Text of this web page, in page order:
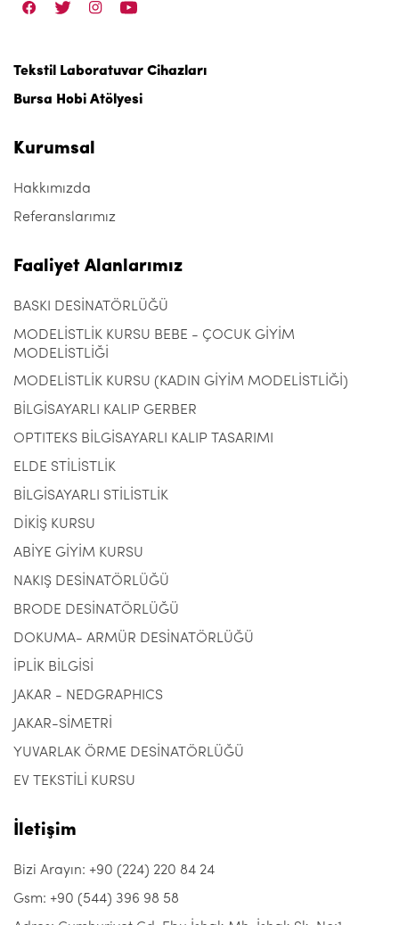
Tekstil Laboratuvar Cihazları
Bursa Hobi Atölyesi
Kurumsal
Hakkımızda
Referanslarımız
Faaliyet Alanlarımız
BASKI DESİNATÖRLÜĞÜ
MODELİSTLİK KURSU BEBE - ÇOCUK GİYİM
MODELİSTLİĞİ
MODELİSTLİK KURSU (KADIN GİYİM MODELİSTLİĞİ)
BİLGİSAYARLI KALIP GERBER
OPTITEKS BİLGİSAYARLI KALIP TASARIMI
ELDE STİLİSTLİK
BİLGİSAYARLI STİLİSTLİK
DİKİŞ KURSU
ABİYE GİYİM KURSU
NAKIŞ DESİNATÖRLÜĞÜ
BRODE DESİNATÖRLÜĞÜ
DOKUMA- ARMÜR DESİNATÖRLÜĞÜ
İPLİK BİLGİSİ
JAKAR - NEDGRAPHICS
JAKAR-SİMETRİ
YUVARLAK ÖRME DESİNATÖRLÜĞÜ
EV TEKSTİLİ KURSU
İletişim
Bizi Arayın: +90 (224) 220 84 24
Gsm: +90 (544) 396 98 58